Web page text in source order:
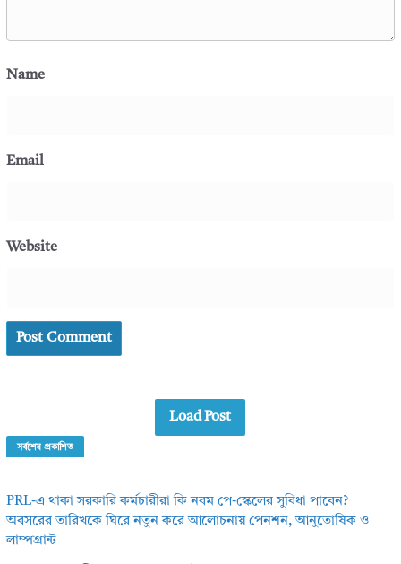
Name
Email
Website
Load Post
সর্বশেষ প্রকাশিত
PRL-এ থাকা সরকারি কর্মচারীরা কি নবম পে-স্কেলের সুবিধা পাবেন?
অবসরের তারিখকে ঘিরে নতুন করে আলোচনায় পেনশন, আনুতোষিক ও
লাম্পগ্রান্ট